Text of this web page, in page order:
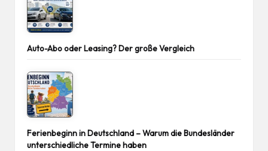
Auto-Abo oder Leasing? Der große Vergleich
Ferienbeginn in Deutschland – Warum die Bundesländer
unterschiedliche Termine haben